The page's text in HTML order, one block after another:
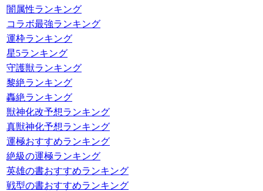
闇属性ランキング
コラボ最強ランキング
運枠ランキング
星5ランキング
守護獣ランキング
黎絶ランキング
轟絶ランキング
獣神化改予想ランキング
真獣神化予想ランキング
運極おすすめランキング
絶級の運極ランキング
英雄の書おすすめランキング
戦型の書おすすめランキング